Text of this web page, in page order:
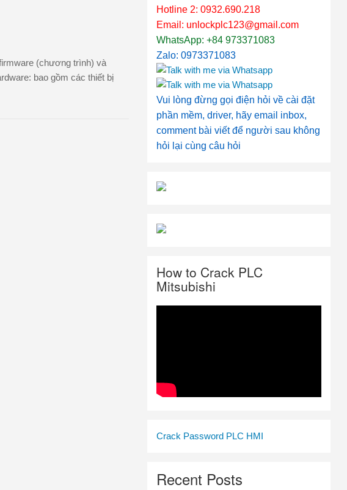
(chương trình) và
bao gồm các thiết bị
Hotline 2: 0932.690.218
Email: unlockplc123@gmail.com
WhatsApp: +84 973371083
Zalo: 0973371083
Vui lòng đừng gọi điện hỏi về cài đặt
phần mềm, driver, hãy email inbox,
comment bài viết để người sau không
hỏi lại cùng câu hỏi
How to Crack PLC
Mitsubishi
Crack Password PLC HMI
Recent Posts